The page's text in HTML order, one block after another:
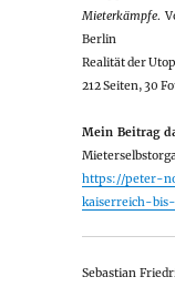
Mieterkämpfe.
Berlin
Realität der
212 Seiten, 30
Mein Beitrag
https://peter-
kaiserreich-
Sebastian